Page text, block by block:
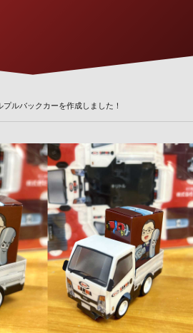
プルバックカーを作成しました！